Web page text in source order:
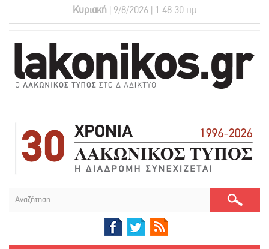
Κυριακή | 9/8/2026 | 1:48:30 πμ